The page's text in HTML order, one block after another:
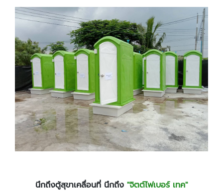
นึกถึงตู้สุขาเคลื่อนที่ นึกถึง "จิตต์ไฟเบอร์ เทค"